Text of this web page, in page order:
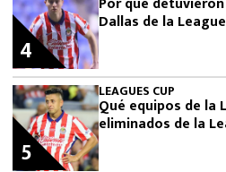
Dallas de la
4
LEAGUES CUP
Qué equipos de la
eliminados de la
5